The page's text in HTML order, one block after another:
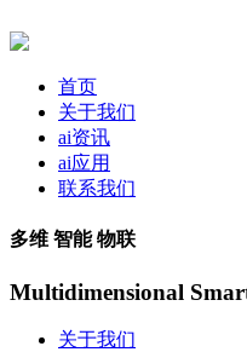
首页
关于我们
ai资讯
ai应用
联系我们
多维 智能 物联
Multidimensional
关于我们